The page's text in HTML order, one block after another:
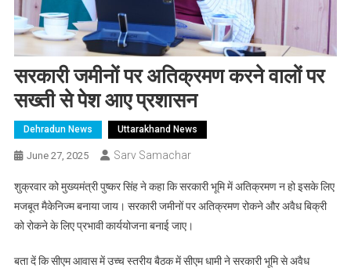
सरकारी जमीनों पर अतिक्रमण करने वालों पर
सख्ती से पेश आए प्रशासन
Dehradun News Uttarakhand News
June 27, 2025 Sarv Samachar
शुक्रवार को मुख्यमंत्री पुष्कर सिंह ने कहा कि सरकारी भूमि में अतिक्रमण न हो इसके लिए
मजबूत मैकेनिज्म बनाया जाय। सरकारी जमीनों पर अतिक्रमण रोकने और अवैध बिक्री
को रोकने के लिए प्रभावी कार्ययोजना बनाई जाए।
बता दें कि सीएम आवास में उच्च स्तरीय बैठक में सीएम धामी ने सरकारी भूमि से अवैध